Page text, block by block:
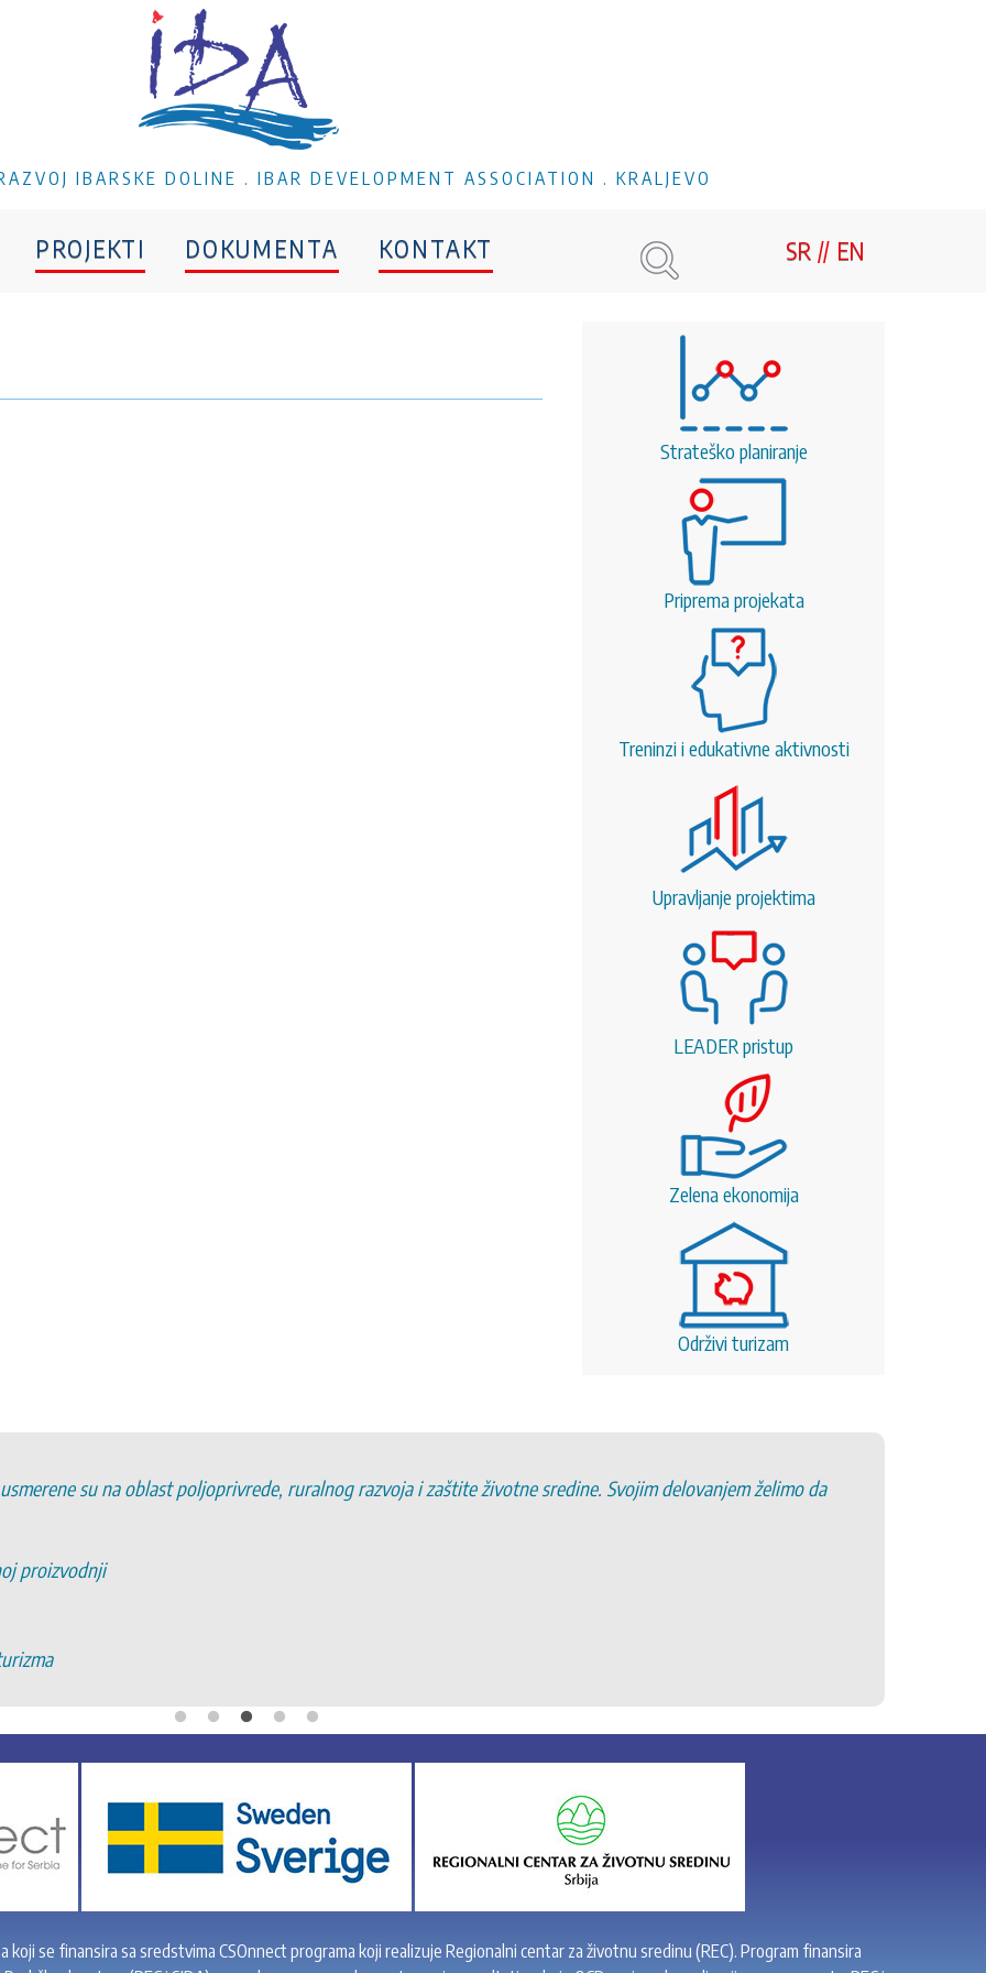
IBARSKE DOLINE . IBAR DEVELOPMENT ASSOCIATION . KRALJEVO
PROJEKTI DOKUMENTA KONTAKT SR EN
Strateško planiranje
Priprema projekata
Treninzi i edukativne aktivnosti
Upravljanje projektima
LEADER pristup
Zelena ekonomija
Održivi turizam
su na oblast poljoprivrede, ruralnog razvoja i zaštite životne sredine. Svojim delovanjem želimo da
proizvodnji
se finansira sa sredstvima CSOnnect programa koji realizuje Regionalni centar za životnu sredinu (REC). Program finansira